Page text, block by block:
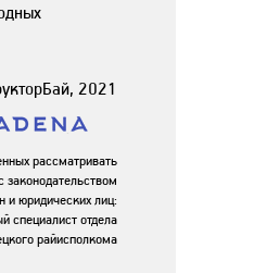
2021
рассматривать
законодательством
и юридических лиц:
отдела
райисполкома